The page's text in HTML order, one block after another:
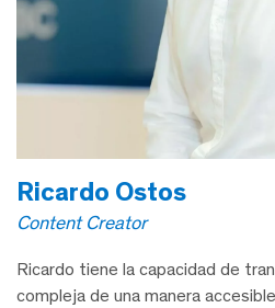
Ricardo Ostos
Content Creator
Ricardo tiene la capacidad de
compleja de una manera